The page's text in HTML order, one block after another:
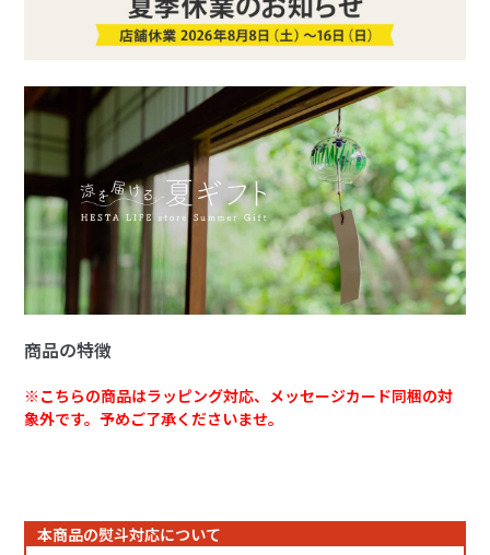
商品の特徴
※こちらの商品はラッピング対応、メッセージカード同梱の対
象外です。予めご了承くださいませ。
本商品の熨斗対応について